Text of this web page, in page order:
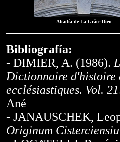
Abadía de La Grâce-Dieu
Bibliografía:
- DIMIER, A. (1986).
Dictionnaire d'histoire
ecclésiastiques. Vol. 21
Ané
- JANAUSCHEK,
Originum